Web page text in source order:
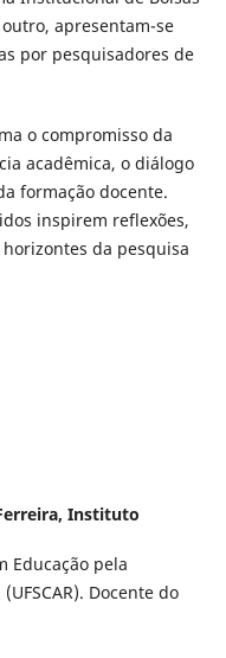
apresentam-se
por pesquisadores de
o compromisso da
acadêmica, o diálogo
formação docente.
inspirem reflexões,
da pesquisa
Instituto
Educação pela
Docente do